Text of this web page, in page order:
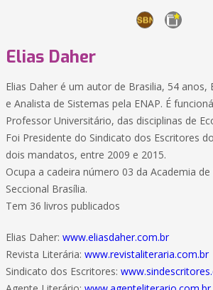
Elias Daher
Elias Daher é um autor de Brasilia, 54 anos,
e Analista de Sistemas pela ENAP. É
Professor Universitário, das disciplinas de
Foi Presidente do Sindicato dos Escritores
dois mandatos, entre 2009 e 2015.
Ocupa a cadeira número 03 da Academia
Seccional Brasília.
Tem 36 livros publicados
Elias Daher: www.eliasdaher.com.br
Revista Literária: www.revistaliteraria.com.br
Sindicato dos Escritores: